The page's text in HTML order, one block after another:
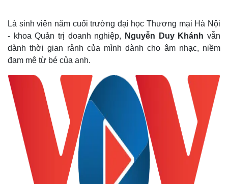
Là sinh viên năm cuối trường đại học Thương mại Hà Nội
- khoa Quản trị doanh nghiệp,
Nguyễn Duy Khánh vẫn
dành thời gian rảnh của mình dành cho âm nhạc, niềm
đam mê từ bé của anh.